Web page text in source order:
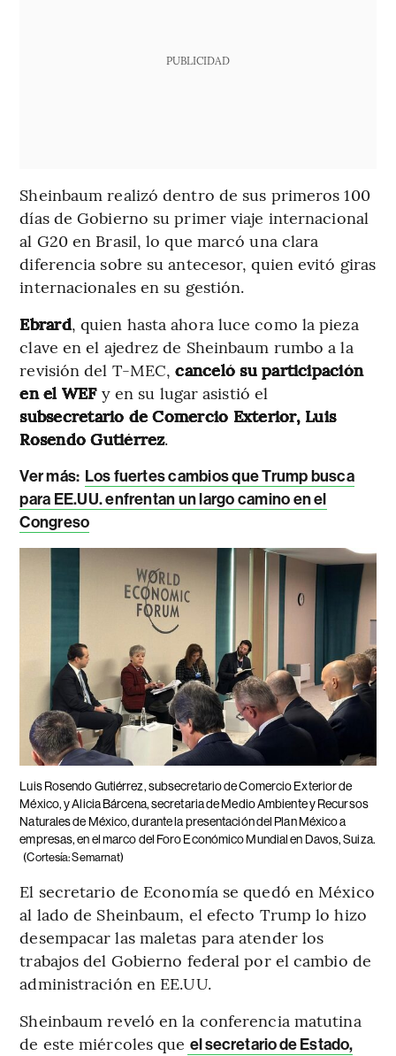
PUBLICIDAD
Sheinbaum realizó dentro de sus primeros 100
días de Gobierno su primer viaje internacional
al G20 en Brasil, lo que marcó una clara
diferencia sobre su antecesor, quien evitó giras
internacionales en su gestión.
Ebrard, quien hasta ahora luce como la pieza
clave en el ajedrez de Sheinbaum rumbo a la
revisión del T-MEC,canceló su participación
en el WEF y en su lugar asistió el
subsecretario de Comercio Exterior, Luis
Rosendo Gutiérrez.
Ver más: Los fuertes cambios que Trump busca
para EE.UU. enfrentan un largo camino en el
Congreso
Luis Rosendo Gutiérrez, subsecretario de Comercio Exterior de
México, y Alicia Bárcena, secretaria de Medio Ambiente y Recursos
Naturales de México, durante la presentación del Plan México a
empresas, en el marco del Foro Económico Mundial en Davos, Suiza.
(Cortesía: Semarnat)
El secretario de Economía se quedó en México
al lado de Sheinbaum, el efecto Trump lo hizo
desempacar las maletas para atender los
trabajos del Gobierno federal por el cambio de
administración en EE.UU.
Sheinbaum reveló en la conferencia matutina
de este miércoles que el secretario de Estado,